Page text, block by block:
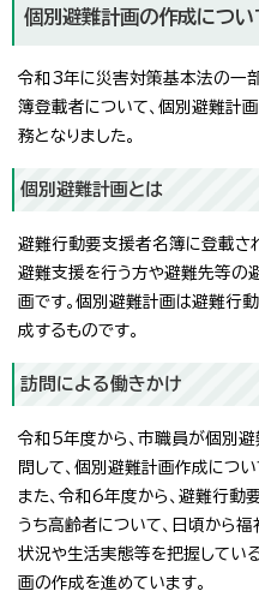
個別避難計画の作成につい
令和3年に災害対策基本法の一
簿登載者について、個別避難計
務となりました。
個別避難計画とは
避難行動要支援者名簿に登載さ
避難支援を行う方や避難先等の
画です。個別避難計画は避難行
成するものです。
訪問による働きかけ
令和5年度から、市職員が個別
問して、個別避難計画作成につい
また、令和6年度から、避難行
うち高齢者について、日頃から
状況や生活実態等を把握してい
画の作成を進めています。